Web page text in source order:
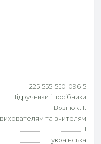
225-555-550-096-5
Підручники і посібники
Вознюк Л.
вихователям та вчителям
1
українська